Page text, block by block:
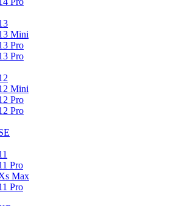
Mini
Pro
Pro
Mini
Pro
Pro
Pro
Max
Pro